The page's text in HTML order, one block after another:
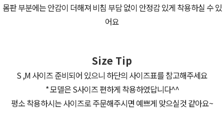
몸판 부분에는 안감이 더해져 비침 부담 없이 안정감 있게 착용하실 수 있
어요
Size Tip
S ,M 사이즈 준비되어 있으니 하단의 사이즈표를 참고해주세요
* 모델은 S사이즈 편하게 착용하였답니다^^
평소 착용하시는 사이즈로 주문해주시면 예쁘게 맞으실것 같아요~